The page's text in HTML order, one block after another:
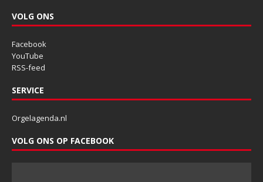
VOLG ONS
Facebook
YouTube
RSS-feed
SERVICE
Orgelagenda.nl
VOLG ONS OP FACEBOOK